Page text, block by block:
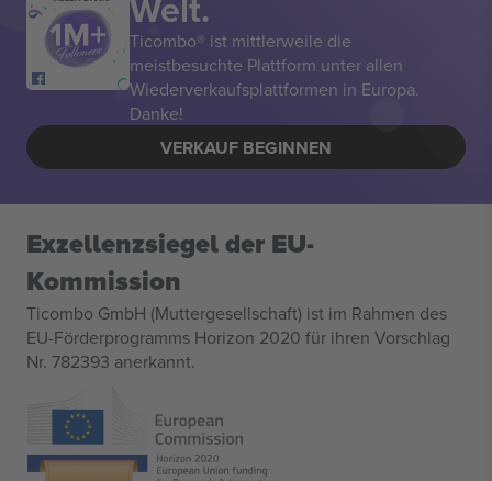
Ticombo® ist mittlerweile die
meistbesuchte Plattform unter allen
Wiederverkaufsplattformen in Europa.
Danke!
VERKAUF BEGINNEN
Exzellenzsiegel der EU-
Kommission
Ticombo GmbH (Muttergesellschaft) ist im Rahmen des
EU-Förderprogramms Horizon 2020 für ihren Vorschlag
Nr. 782393 anerkannt.